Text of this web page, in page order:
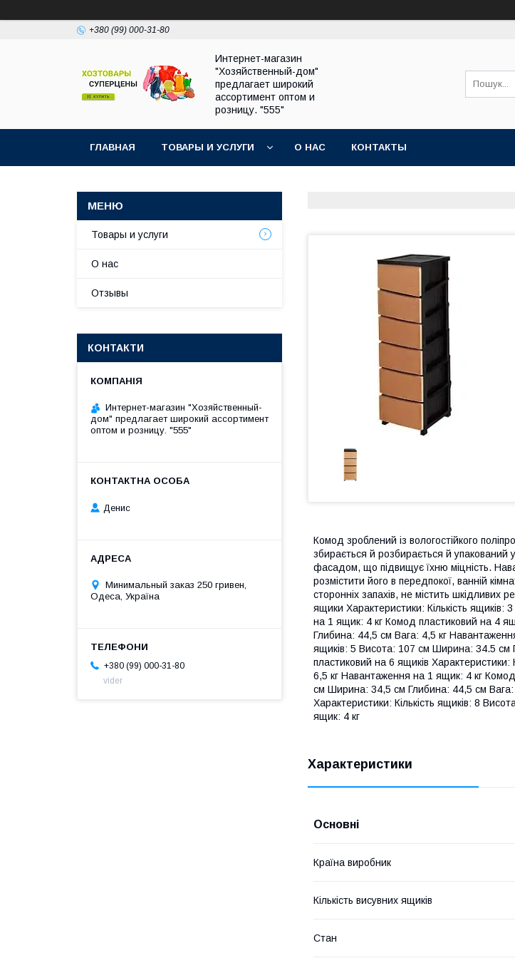
+380 (99) 000-31-80
Интернет-магазин
"Хозяйственный-дом"
предлагает широкий
ассортимент оптом и
розницу. "555"
ГЛАВНАЯ ТОВАРЫ И УСЛУГИ О НАС КОНТАКТЫ
Комод зроблений із вологостійкого
збирається й розбирається й
фасадом, що підвищує їхню міцність.
розмістити його в передпокої, ванній
сторонніх запахів, не містить
ящики Характеристики: Кількість
на 1 ящик: 4 кг Комод пластиковий на 4
Глибина: 44,5 см Вага: 4,5 кг
ящиків: 5 Висота: 107 см Ширина: 34.5 см
пластиковий на 6 ящиків
6,5 кг Навантаження на 1 ящик: 4 кг Комод
см Ширина: 34,5 см Глибина: 44,5 см
Характеристики: Кількість ящиків: 8
ящик: 4 кг
Характеристики
Основні
Країна виробник
Кількість висувних ящиків
Стан
Товары и услуги
О нас
Отзывы
КОНТАКТИ
Интернет-магазин "Хозяйственный-
дом" предлагает широкий ассортимент
оптом и розницу. "555"
Денис
Минимальный заказ 250 гривен,
Одеса, Україна
+380 (99) 000-31-80
vider